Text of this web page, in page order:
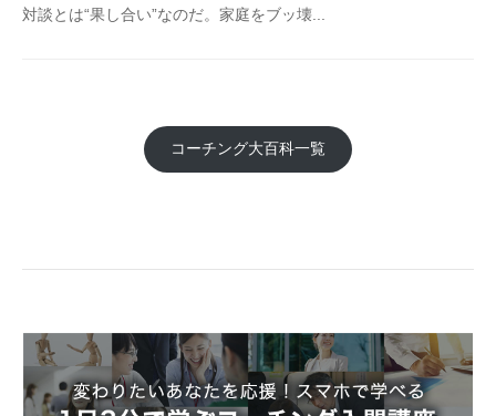
対談とは“果し合い”なのだ。家庭をブッ壊...
コーチング大百科一覧